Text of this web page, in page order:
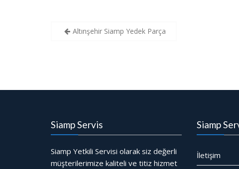
YazıAltınşehir Siamp Yedek Parça
Siamp Servis
Siamp Yetkili Servisi olarak siz değerli
müşterilerimize kaliteli ve titiz hizmet
Siamp
İletişim